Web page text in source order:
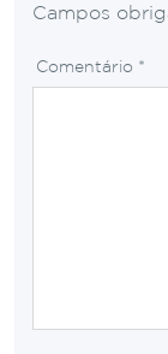
Campos
Comentário *